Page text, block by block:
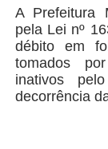
A Prefeitura
pela Lei nº
débito em
tomados
inativos
decorrência